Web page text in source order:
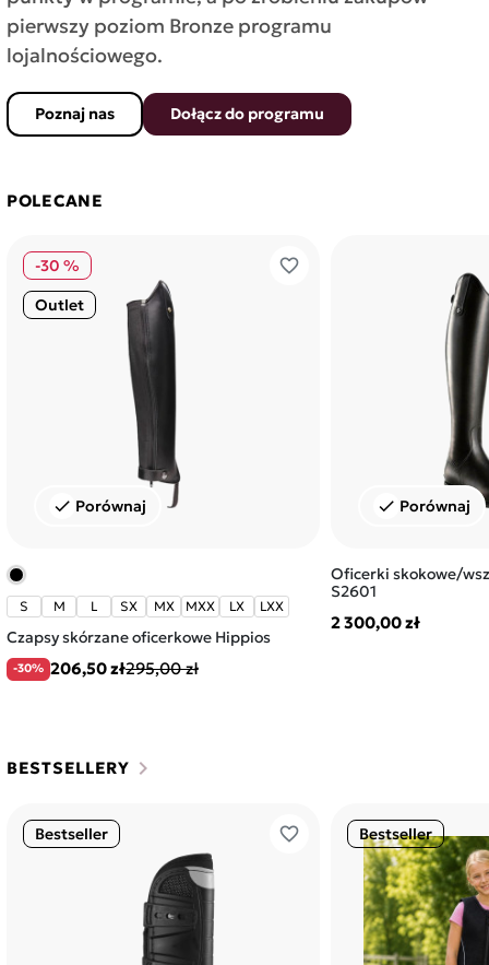
pierwszy poziom Bronze programu
lojalnościowego.
Poznaj nas Dołącz do programu
POLECANE
favorite_border
check Porównaj
-30 %
Outlet
S M L SX MX MXX LX LXX
Czapsy skórzane oficerkowe Hippios
-30% 206,50 zł295,00 zł
check Porównaj
Oficerki skokowe/
S2601
2 300,00 zł
BESTSELLERY chevron_right
favorite_border
Bestseller Bestseller